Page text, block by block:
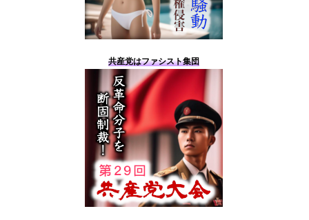
共産党はファシスト集団